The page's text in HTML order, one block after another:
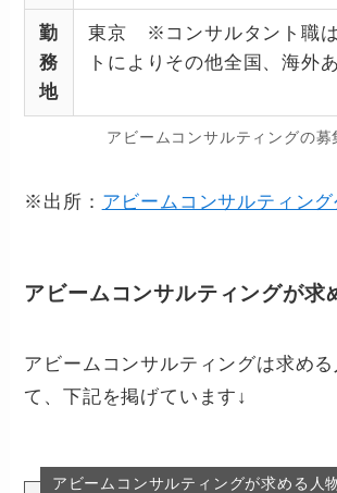
勤
務
地
東京 ※コンサルタント職は
トによりその他全国、海外
アビームコンサルティングの募
※出所： アビームコンサルティング
アビームコンサルティングが求
アビームコンサルティングは求め
て、下記を掲げています↓
アビームコンサルティングが求める人